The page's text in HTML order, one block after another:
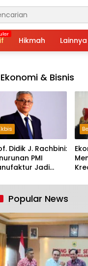
Hikmah Lainnya
Ekonomi & Bisnis
Didik J. Rachbini:
PMI
Jadi
Nasional
Popular News